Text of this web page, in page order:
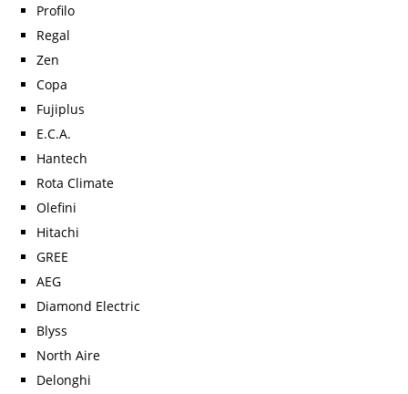
Profilo
Regal
Zen
Copa
Fujiplus
E.C.A.
Hantech
Rota Climate
Olefini
Hitachi
GREE
AEG
Diamond Electric
Blyss
North Aire
Delonghi